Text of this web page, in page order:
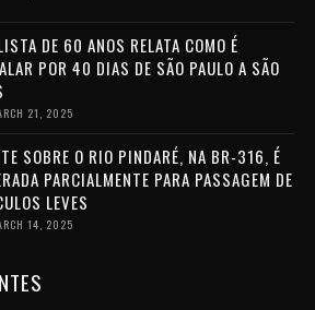
DE 60 ANOS RELATA COMO É
POR 40 DIAS DE SÃO PAULO A SÃO
21, 2025
SOBRE O RIO PINDARÉ, NA BR-316, É
PARCIALMENTE PARA PASSAGEM DE
LEVES
14, 2025